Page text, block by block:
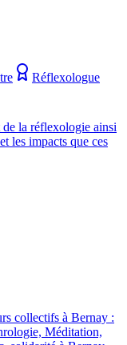
Réflexologue
la réflexologie ainsi
les impacts que ces
collectifs à Bernay :
Méditation,